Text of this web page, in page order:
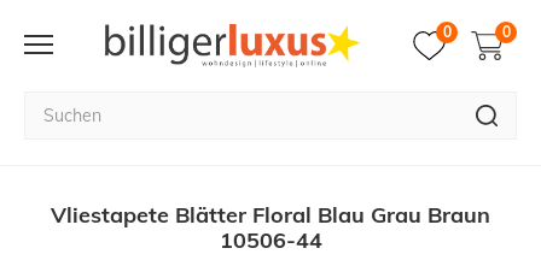
0 0
Vliestapete Blätter Floral Blau Grau Braun
10506-44